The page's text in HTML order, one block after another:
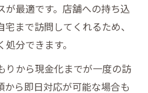
が最適です。店舗への持ち込
まで訪問してくれるため、
分できます。
りから現金化までが一度の訪
から即日対応が可能な場合も